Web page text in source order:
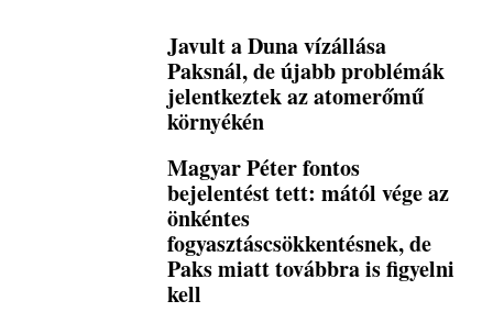
Javult a Duna vízállása
Paksnál, de újabb problémák
jelentkeztek az atomerőmű
környékén
Magyar Péter fontos
bejelentést tett: mától vége az
önkéntes
fogyasztáscsökkentésnek, de
Paks miatt továbbra is figyelni
kell